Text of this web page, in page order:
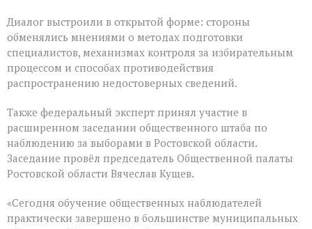
Диалог выстроили в открытой форме: стороны
обменялись мнениями о методах подготовки
специалистов, механизмах контроля за избирательным
процессом и способах противодействия
распространению недостоверных сведений.
Также федеральный эксперт принял участие в
расширенном заседании общественного штаба по
наблюдению за выборами в Ростовской области.
Заседание провёл председатель Общественной палаты
Ростовской области Вячеслав Кущев.
«Сегодня обучение общественных наблюдателей
практически завершено в большинстве муниципальных